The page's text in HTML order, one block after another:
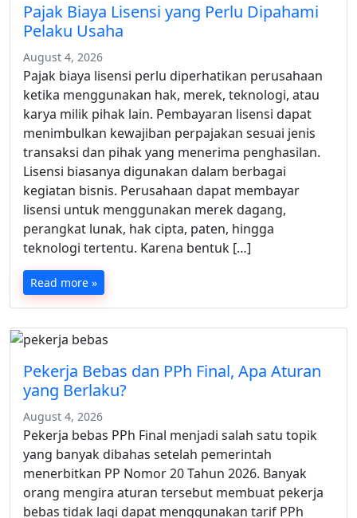
Pajak Biaya Lisensi yang Perlu Dipahami
Pelaku Usaha
August 4, 2026
Pajak biaya lisensi perlu diperhatikan perusahaan
ketika menggunakan hak, merek, teknologi, atau
karya milik pihak lain. Pembayaran lisensi dapat
menimbulkan kewajiban perpajakan sesuai jenis
transaksi dan pihak yang menerima penghasilan.
Lisensi biasanya digunakan dalam berbagai
kegiatan bisnis. Perusahaan dapat membayar
lisensi untuk menggunakan merek dagang,
perangkat lunak, hak cipta, paten, hingga
teknologi tertentu. Karena bentuk […]
Read more »
Pekerja Bebas dan PPh Final, Apa Aturan
yang Berlaku?
August 4, 2026
Pekerja bebas PPh Final menjadi salah satu topik
yang banyak dibahas setelah pemerintah
menerbitkan PP Nomor 20 Tahun 2026. Banyak
orang mengira aturan tersebut membuat pekerja
bebas tidak lagi dapat menggunakan tarif PPh